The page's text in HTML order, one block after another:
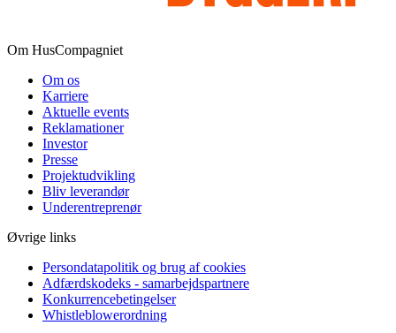
Om HusCompagniet
Om os
Karriere
Aktuelle events
Reklamationer
Investor
Presse
Projektudvikling
Bliv leverandør
Underentreprenør
Øvrige links
Persondatapolitik og brug af cookies
Adfærdskodeks - samarbejdspartnere
Konkurrencebetingelser
Whistleblowerordning